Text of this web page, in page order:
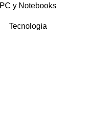
PC y Notebooks
Tecnologia